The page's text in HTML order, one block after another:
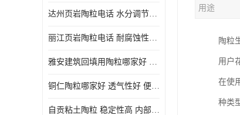
达州页岩陶粒电话 水分调节性好 密度低 重量轻
丽江页岩陶粒电话 耐腐蚀性较强 便于搬运和使用
雅安建筑回填用陶粒哪家好 孔隙率高 比重轻 密度较小
铜仁陶粒哪家好 透气性好 便于搬运和使用
自贡粘土陶粒 稳定性高 内部空隙较大
用途
陶粒
用户
在使
种类